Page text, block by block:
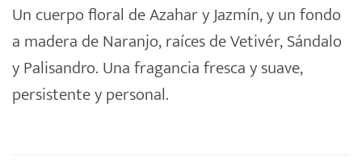
Un cuerpo floral de Azahar y Jazmín, y un fondo
a madera de Naranjo, raíces de Vetivér, Sándalo
y Palisandro. Una fragancia fresca y suave,
persistente y personal.